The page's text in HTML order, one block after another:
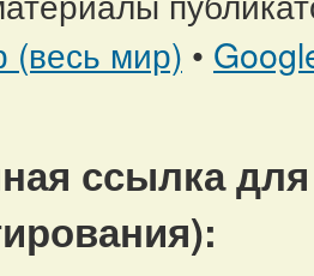
(весь мир) •
ссылка